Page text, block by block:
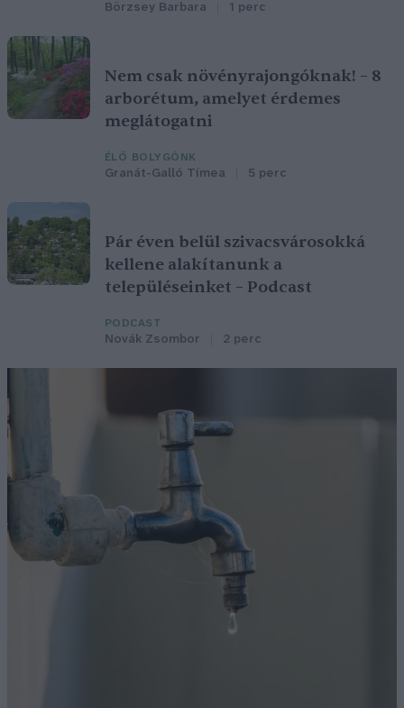
Börzsey Barbara 1 perc
Nem csak növényrajongóknak! – 8
arborétum, amelyet érdemes
meglátogatni
ÉLŐ BOLYGÓNK
Granát-Galló Tímea 5 perc
Pár éven belül szivacsvárosokká
kellene alakítanunk a
településeinket – Podcast
PODCAST
Novák Zsombor 2 perc